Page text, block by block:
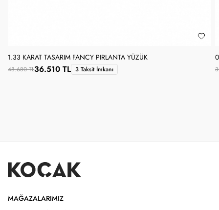
1.33 KARAT TASARIM FANCY PIRLANTA YÜZÜK
48.680 TL36.510 TL 3 Taksit İmkanı
MAĞAZALARIMIZ